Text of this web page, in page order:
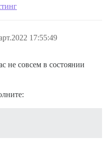
17:55:49
не совсем в состоянии